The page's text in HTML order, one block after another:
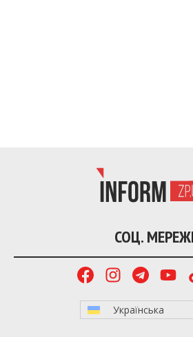
СОЦ. МЕРЕЖІ
Українська